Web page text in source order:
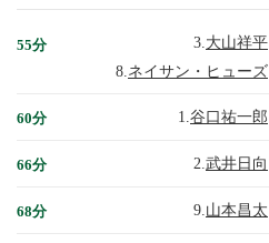
55分 3. 大山祥平
8. ネイサン・ヒューズ
60分 1. 谷口祐一郎
66分 2. 武井日向
68分 9. 山本昌太